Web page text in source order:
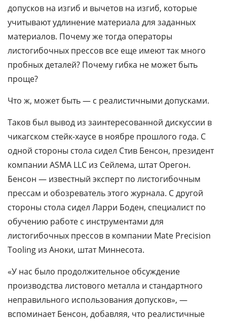
допусков на изгиб и вычетов на изгиб, которые
учитывают удлинение материала для заданных
материалов. Почему же тогда операторы
листогибочных прессов все еще имеют так много
пробных деталей? Почему гибка не может быть
проще?
Что ж, может быть — с реалистичными допусками.
Таков был вывод из заинтересованной дискуссии в
чикагском стейк-хаусе в ноябре прошлого года. С
одной стороны стола сидел Стив Бенсон, президент
компании ASMA LLC из Сейлема, штат Орегон.
Бенсон — известный эксперт по листогибочным
прессам и обозреватель этого журнала. С другой
стороны стола сидел Ларри Боден, специалист по
обучению работе с инструментами для
листогибочных прессов в компании Mate Precision
Tooling из Аноки, штат Миннесота.
«У нас было продолжительное обсуждение
производства листового металла и стандартного
неправильного использования допусков», —
вспоминает Бенсон, добавляя, что реалистичные